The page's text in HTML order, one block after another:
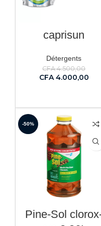
caprisun
Détergents
CFA4.500,00
CFA4.000,00
-50%
Pine-Sol